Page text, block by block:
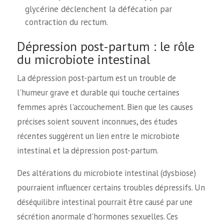
glycérine déclenchent la défécation par
contraction du rectum.
Dépression post-partum : le rôle
du microbiote intestinal
La dépression post-partum est un trouble de
l'humeur grave et durable qui touche certaines
femmes après l'accouchement. Bien que les causes
précises soient souvent inconnues, des études
récentes suggèrent un lien entre le microbiote
intestinal et la dépression post-partum.
Des altérations du microbiote intestinal (dysbiose)
pourraient influencer certains troubles dépressifs. Un
déséquilibre intestinal pourrait être causé par une
sécrétion anormale d'hormones sexuelles. Ces